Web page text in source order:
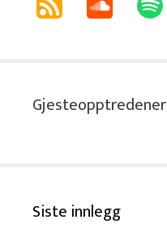
Gjesteopptredener
Siste innlegg